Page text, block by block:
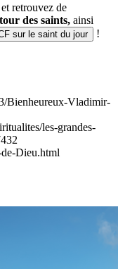
et retrouvez de
des saints, ainsi
sur le saint du jour !
Bienheureux-Vladimir-
les-grandes-
Dieu.html